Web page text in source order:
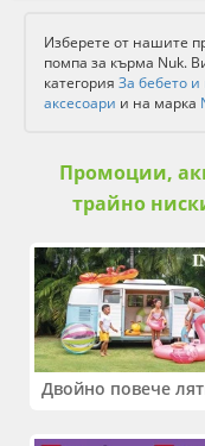
Изберете от нашите
помпа за кърма Nuk.
категория За бебето и
аксесоари и на марка
Промоции,
трайно